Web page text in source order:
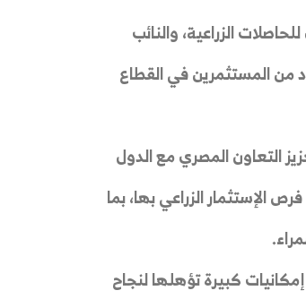
الزراعية، والنائب
من المستثمرين في القطاع
التعاون المصري مع الدول
الإستثمار الزراعي بها، بما
كبيرة تؤهلها لنجاح